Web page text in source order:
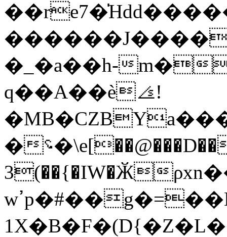
�_�a��h-m�
q��A��è⦞!
�؝�\e[��@���D����#�e�dd�L
3(��{�IW�Ӂ
wߴp�#��g�=��E�>�����}.^"�2�<�?:L)c��m�׎��|b�u�vSϐ�9ȸ�rf,��IW^���������s,��рV5".���;\F$24�[��P�ʚBtά��ˡ��@ϰ�{\G��